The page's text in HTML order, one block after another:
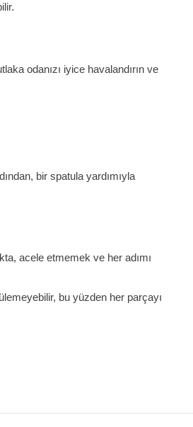
odanızı iyice havalandırın ve
bir spatula yardımıyla
acele etmemek ve her adımı
bu yüzden her parçayı